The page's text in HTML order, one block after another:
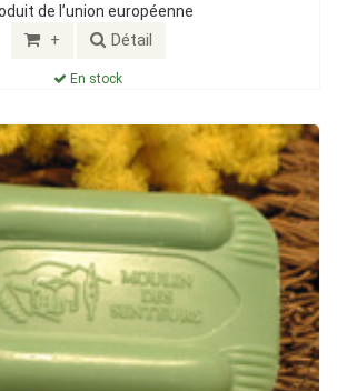
de l’union européenne
+ Détail
En stock